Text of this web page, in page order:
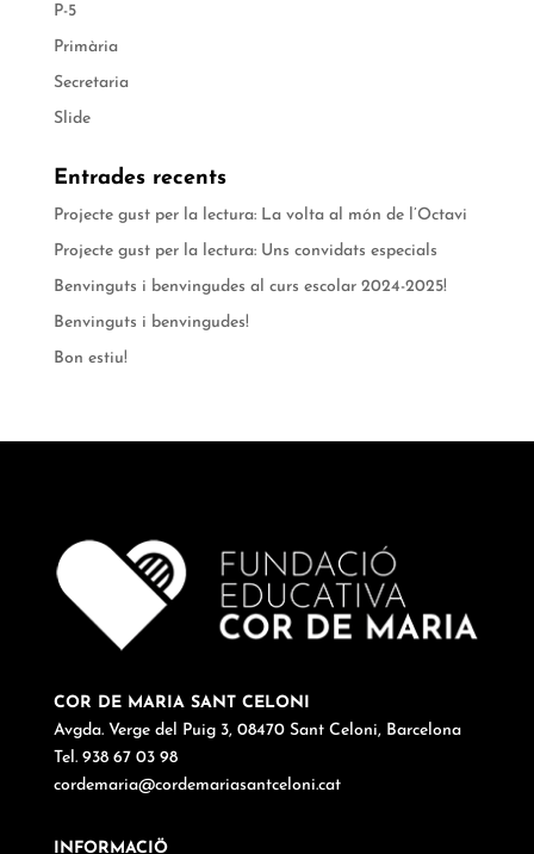
P-5
Primària
Secretaria
Slide
Entrades recents
Projecte gust per la lectura: La volta al món de l’Octavi
Projecte gust per la lectura: Uns convidats especials
Benvinguts i benvingudes al curs escolar 2024-2025!
Benvinguts i benvingudes!
Bon estiu!
COR DE MARIA SANT CELONI
Avgda. Verge del Puig 3, 08470 Sant Celoni, Barcelona
Tel. 938 67 03 98
cordemaria@cordemariasantceloni.cat
INFORMACIÖ